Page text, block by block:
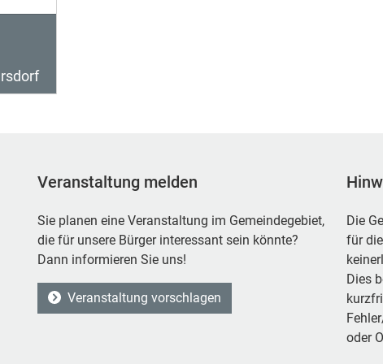
Veranstaltung melden
Sie planen eine Veranstaltung im Gemeindegebiet,
die für unsere Bürger interessant sein könnte?
Dann informieren Sie uns!
Veranstaltung vorschlagen
Die
für
Dies
oder